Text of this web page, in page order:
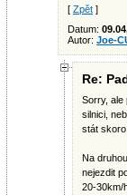
[ Zpět ]
Datum:
Autor: Joe-
Re:
Sorry, ale
silnici,
stát skoro
Na
nejezdit
20-30km/